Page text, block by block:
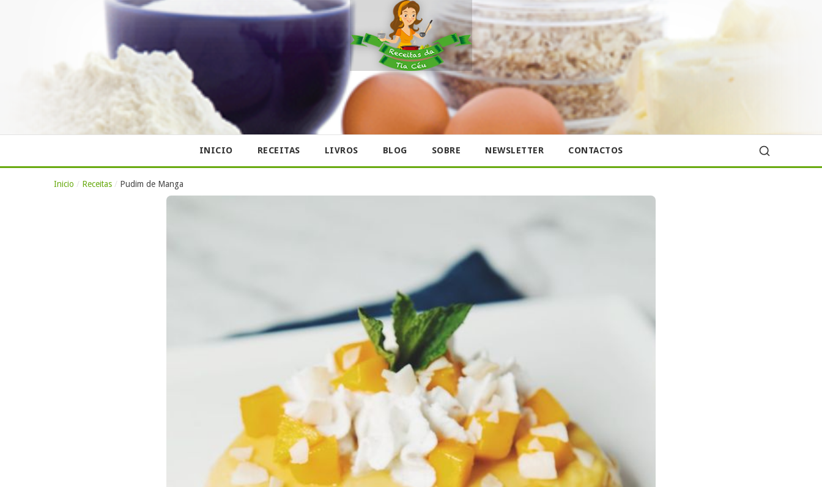
INICIO RECEITAS LIVROS BLOG SOBRE NEWSLETTER CONTACTOS
Inicio / Receitas / Pudim de Manga